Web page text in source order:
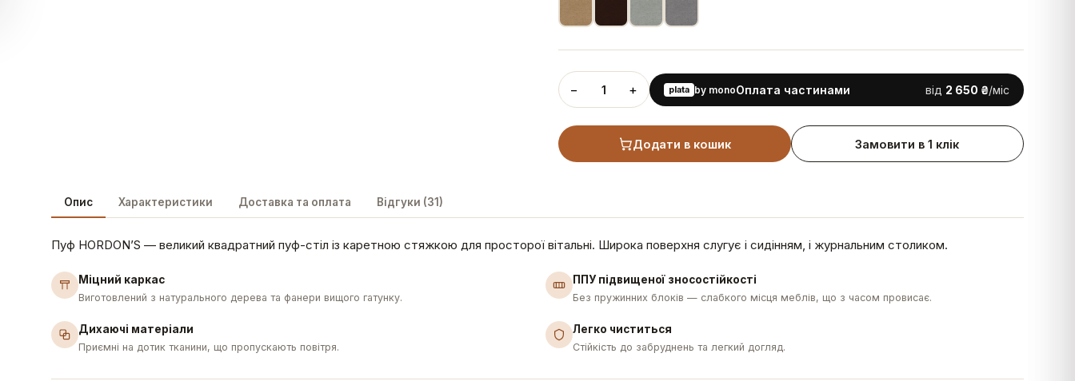
− 1 + plata by monoОплата частинами від 2 650 ₴/міс
Додати в кошик Замовити в 1 клік
Опис Характеристики Доставка та оплата Відгуки (31)
Пуф HORDON’S — великий квадратний пуф-стіл із каретною стяжкою для просторої вітальні. Широка поверхня слугує і сидінням, і журнальним столиком.
Міцний каркас
Виготовлений з натурального дерева та фанери вищого гатунку.
ППУ підвищеної зносостійкості
Без пружинних блоків — слабкого місця меблів, що з часом провисає.
Дихаючі матеріали
Приємні на дотик тканини, що пропускають повітря.
Легко чиститься
Стійкість до забруднень та легкий догляд.